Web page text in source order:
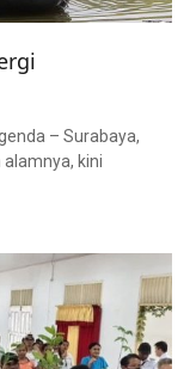
– Surabaya,
kini